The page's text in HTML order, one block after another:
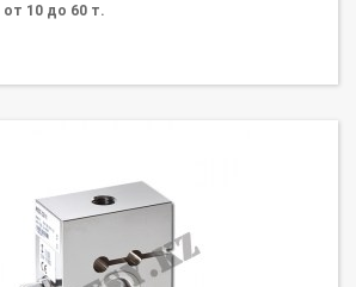
от 10 до 60 т.